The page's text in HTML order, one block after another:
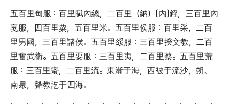
五百里甸服 ： 百里賦內總， 二百里 （納）〔內〕銍， 三百里內
戛服， 四百里粟， 五百里米。 五百里侯服 ： 百里采， 二百
里男國， 三百里諸侯。 五百里綏服 ： 三百里揆文教， 二百
里奮武衞。 五百里要服 ： 三百里夷， 二百里蔡。 五百里荒
服 ： 三百里蠻， 二百里流。 東漸于海， 西被于流沙， 朔、
南臮， 聲教訖于四海。
． ． ． ． ． ． ． ． ． ． ． ． ． ．